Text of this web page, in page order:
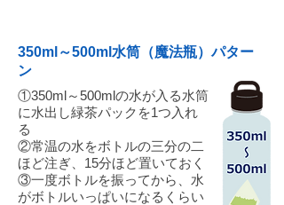
350ml～500ml水筒（魔法瓶）パター
ン
①350ml～500mlの水が入る水筒
に水出し緑茶パックを1つ入れ
る
②常温の水をボトルの三分の二
ほど注ぎ、15分ほど置いておく
③一度ボトルを振ってから、水
がボトルいっぱいになるくらい